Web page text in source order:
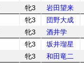
牝3
岩田望来
牝3
団野大成
牝3
酒井学
牝3
坂井瑠星
牝3
和田竜二